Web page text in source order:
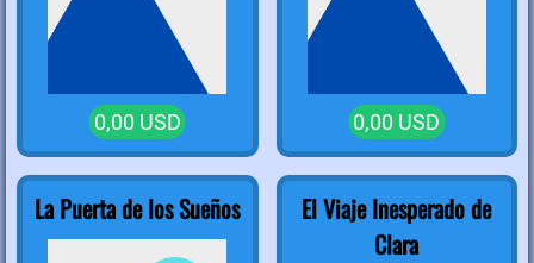
0,00 USD 0,00 USD
La Puerta de los Sueños
El Viaje Inesperado de
Clara